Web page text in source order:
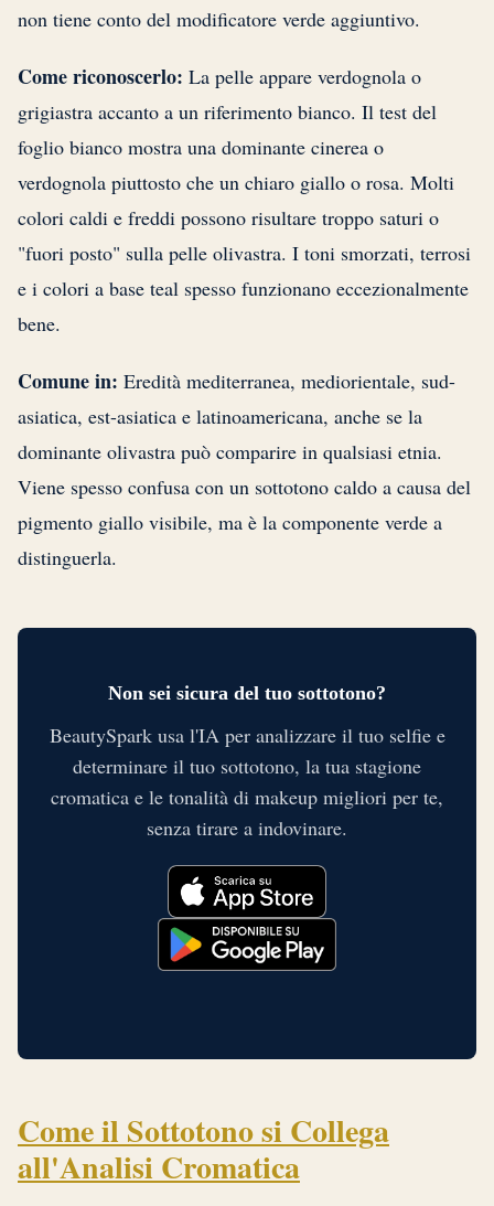
non tiene conto del modificatore verde aggiuntivo.
Come riconoscerlo: La pelle appare verdognola o
grigiastra accanto a un riferimento bianco. Il test del
foglio bianco mostra una dominante cinerea o
verdognola piuttosto che un chiaro giallo o rosa. Molti
colori caldi e freddi possono risultare troppo saturi o
"fuori posto" sulla pelle olivastra. I toni smorzati, terrosi
e i colori a base teal spesso funzionano eccezionalmente
bene.
Comune in: Eredità mediterranea, mediorientale, sud-
asiatica, est-asiatica e latinoamericana, anche se la
dominante olivastra può comparire in qualsiasi etnia.
Viene spesso confusa con un sottotono caldo a causa del
pigmento giallo visibile, ma è la componente verde a
distinguerla.
Non sei sicura del tuo sottotono?
BeautySpark usa l'IA per analizzare il tuo selfie e
determinare il tuo sottotono, la tua stagione
cromatica e le tonalità di makeup migliori per te,
senza tirare a indovinare.
Come il Sottotono si Collega
all'Analisi Cromatica